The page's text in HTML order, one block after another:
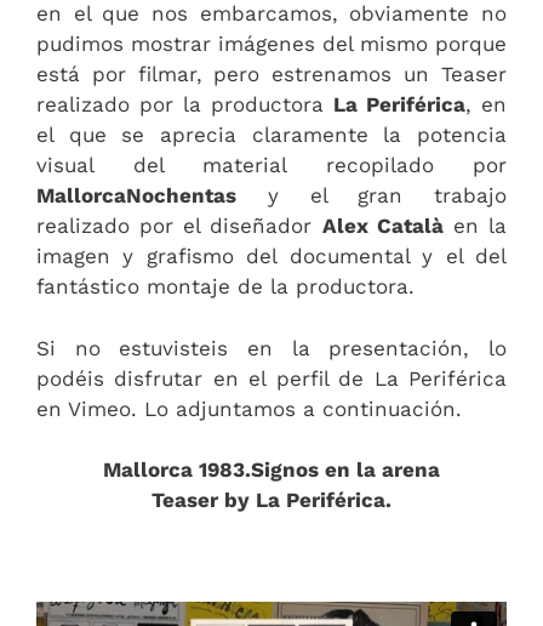
en el que nos embarcamos, obviamente no
pudimos mostrar imágenes del mismo porque
está por filmar, pero estrenamos un Teaser
realizado por la productora La Periférica, en
el que se aprecia claramente la potencia
visual del material recopilado por
MallorcaNochentas y el gran trabajo
realizado por el diseñador Alex Catalàen la
imagen y grafismo del documental y el del
fantástico montaje de la productora.
Si no estuvisteis en la presentación, lo
podéis disfrutar en el perfil de La Periférica
en Vimeo. Lo adjuntamos a continuación.
Mallorca 1983.Signos en la arena
Teaser by La Periférica.